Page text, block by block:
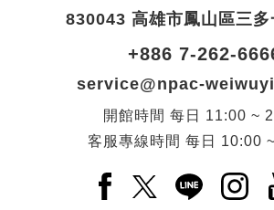
830043 高雄市鳳山區三
+886 7-262-
service@npac-
開館時間 每日
11:00 ~
客服專線時間 每日 10:00
Facebook(另開新視
X(另開新視窗)
LINE(另開